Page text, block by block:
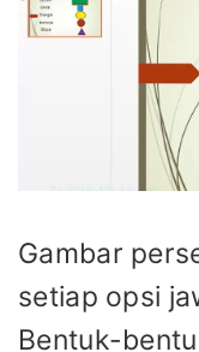
Gambar
setiap opsi
Bentuk-